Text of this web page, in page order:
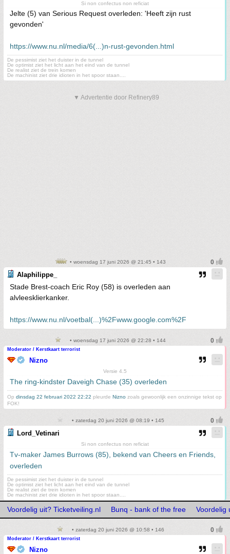
Si non confectus non reficiat
Jelte (5) van Serious Request overleden: 'Heeft zijn rust
gevonden'
https://www.nu.nl/media/6(...)n-rust-gevonden.html
De pessimist ziet het duister in de tunnel
De optimist ziet het licht aan het eind van de tunnel
De realist ziet de trein komen
De machinist ziet drie idioten in het spoor staan....
▼ Advertentie door Refinery89
• woensdag 17 juni 2026 @ 21:45 • 143
Alaphilippe_
Stade Brest-coach Eric Roy (58) is overleden aan
alvleesklierkanker.
https://www.nu.nl/voetbal(...)%2Fwww.google.com%2F
• woensdag 17 juni 2026 @ 22:28 • 144
Moderator / Kerstkaart terrorist
Nizno
Versie 4.5
The ring-kindster Daveigh Chase (35) overleden
Op dinsdag 22 februari 2022 22:22 pleurde Nizno zoals gewoonlijk een onzinnige tekst op
FOK!
• zaterdag 20 juni 2026 @ 08:19 • 145
Lord_Vetinari
Si non confectus non reficiat
Tv-maker James Burrows (85), bekend van Cheers en Friends,
overleden
De pessimist ziet het duister in de tunnel
De optimist ziet het licht aan het eind van de tunnel
De realist ziet de trein komen
De machinist ziet drie idioten in het spoor staan....
Voordelig uit? Ticketveiling.nl Bunq - bank of the free Voordelig
• zaterdag 20 juni 2026 @ 10:58 • 146
Moderator / Kerstkaart terrorist
Nizno